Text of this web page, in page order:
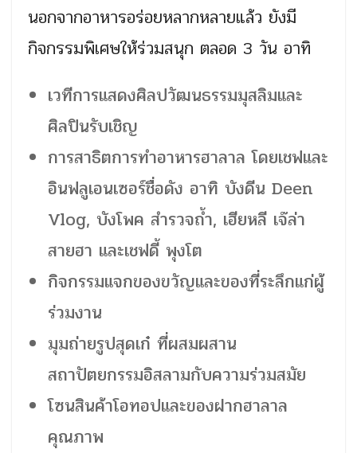
นอกจากอาหารอร่อยหลากหลายแล้ว ยังมี
กิจกรรมพิเศษให้ร่วมสนุก ตลอด 3 วัน อาทิ
เวทีการแสดงศิลปวัฒนธรรมมุสลิมและ
ศิลปินรับเชิญ
การสาธิตการทำอาหารฮาลาล โดยเชฟและ
อินฟลูเอนเซอร์ชื่อดัง อาทิ บังดีน Deen
Vlog, บังโพค สำรวจถ้ำ, เฮียหลี เจ๊ล่า
สายฮา และเชฟดี้ พุงโต
กิจกรรมแจกของขวัญและของที่ระลึกแก่ผู้
ร่วมงาน
มุมถ่ายรูปสุดเก๋ ที่ผสมผสาน
สถาปัตยกรรมอิสลามกับความร่วมสมัย
โซนสินค้าโอทอปและของฝากฮาลาล
คุณภาพ